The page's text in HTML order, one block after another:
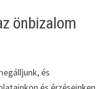
önbizalom
és